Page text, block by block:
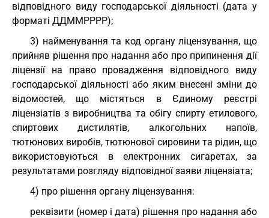
відповідного виду господарської діяльності (дата у
форматі ДДММРРРР);
3) найменування та код органу ліцензування, що
прийняв рішення про надання або про припинення дії
ліцензії на право провадження відповідного виду
господарської діяльності або яким внесені зміни до
відомостей, що містяться в Єдиному реєстрі
ліцензіатів з виробництва та обігу спирту етилового,
спиртових дистилятів, алкогольних напоїв,
тютюнових виробів, тютюнової сировини та рідин, що
використовуються в електронних сигаретах, за
результатами розгляду відповідної заяви ліцензіата;
4) про рішення органу ліцензування:
реквізити (номер і дата) рішення про надання або